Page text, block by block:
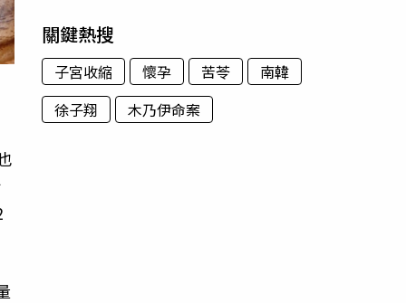
關鍵熱搜
子宮收縮 懷孕 苦苓
南韓
徐子翔
木乃伊命案